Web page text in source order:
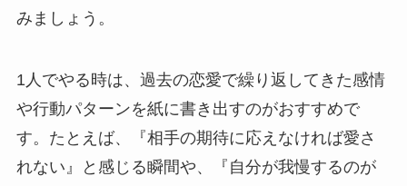
みましょう。
1人でやる時は、過去の恋愛で繰り返してきた感情
や行動パターンを紙に書き出すのがおすすめで
す。たとえば、『相手の期待に応えなければ愛さ
れない』と感じる瞬間や、『自分が我慢するのが